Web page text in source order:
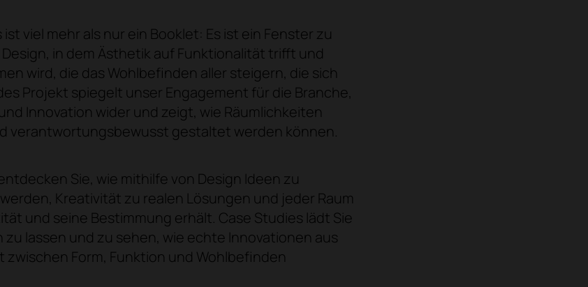
viel mehr als nur ein Booklet: Es ist ein Fenster zu
in dem Ästhetik auf Funktionalität trifft und
wird, die das Wohlbefinden aller steigern, die sich
Projekt spiegelt unser Engagement für die Branche,
Innovation wider und zeigt, wie Räumlichkeiten
verantwortungsbewusst gestaltet werden können.
Sie, wie mithilfe von Design Ideen zu
Kreativität zu realen Lösungen und jeder Raum
und seine Bestimmung erhält. Case Studies lädt Sie
zu lassen und zu sehen, wie echte Innovationen aus
zwischen Form, Funktion und Wohlbefinden